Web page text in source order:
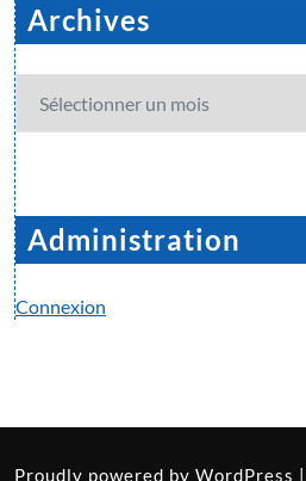
Archives
Archives
Administration
Connexion
Proudly powered by WordPress